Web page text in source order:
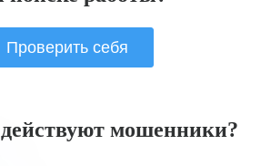
Проверить себя
мошенники?